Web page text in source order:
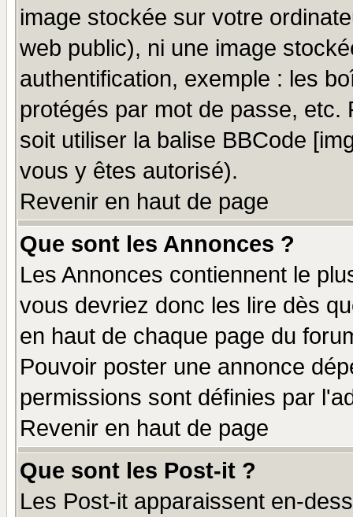
image stockée sur votre
web public), ni une image
authentification, exemple : les
protégés par mot de passe,
soit utiliser la balise BBCode
vous y êtes autorisé).
Revenir en haut de page
Que sont les Annonces ?
Les Annonces contiennent le
vous devriez donc les lire dès
en haut de chaque page du
Pouvoir poster une annonce
permissions sont définies par
Revenir en haut de page
Que sont les Post-it ?
Les Post-it apparaissent en-